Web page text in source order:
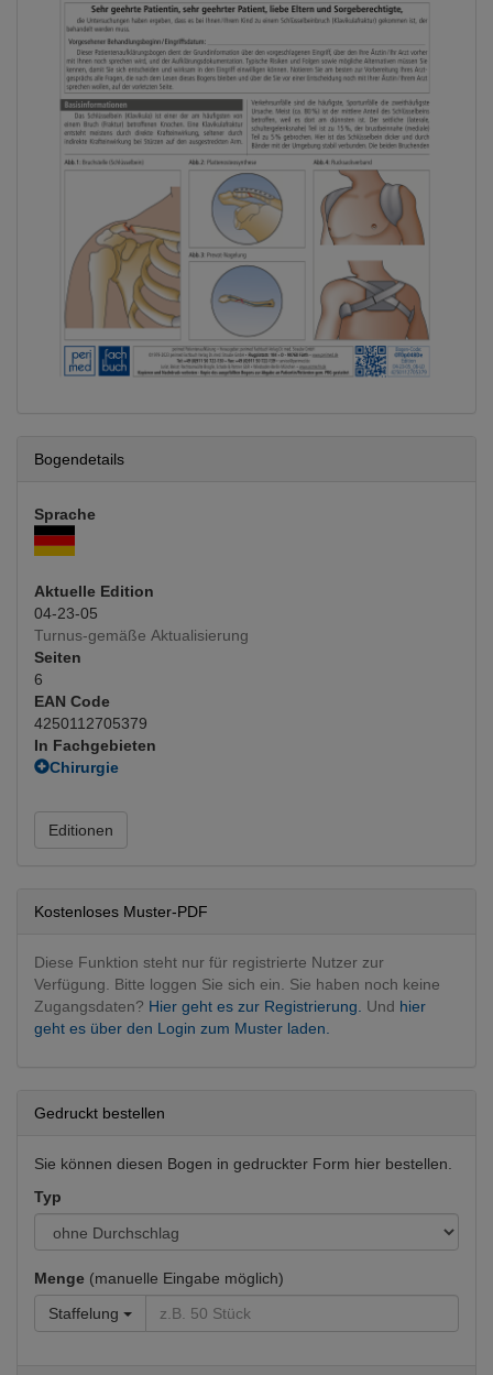
Bogendetails
Sprache
Aktuelle Edition
04-23-05
Turnus-gemäße Aktualisierung
Seiten
6
EAN Code
4250112705379
In Fachgebieten
Chirurgie
Orthopädie, Traumatologie
Orthopädie konservativ
Unfallchirurgie
Pädiatrie
Editionen
Kostenloses Muster-PDF
Diese Funktion steht nur für registrierte Nutzer zur
Verfügung. Bitte loggen Sie sich ein. Sie haben noch keine
Zugangsdaten? Hier geht es zur Registrierung. Und hier
geht es über den Login zum Muster laden.
Gedruckt bestellen
Sie können diesen Bogen in gedruckter Form hier bestellen.
Typ
Menge (manuelle Eingabe möglich)
Staffelung